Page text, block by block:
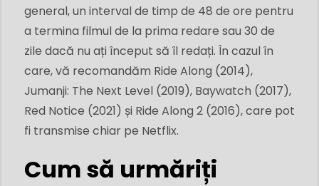
general, un interval de timp de 48 de ore pentru
a termina filmul de la prima redare sau 30 de
zile dacă nu ați început să îl redați. În cazul în
care, vă recomandăm Ride Along (2014),
Jumanji: The Next Level (2019), Baywatch (2017),
Red Notice (2021) și Ride Along 2 (2016), care pot
fi transmise chiar pe Netflix.
Cum să urmăriți